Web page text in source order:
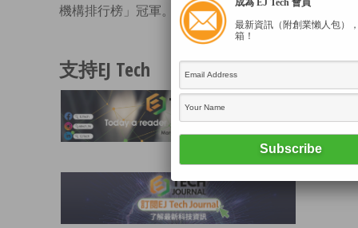
機構排行榜」冠軍。
來源:信報財經新聞
支持EJ Tech
成為 EJ Tech 會員
最新資訊（附創業懶人包）
箱！